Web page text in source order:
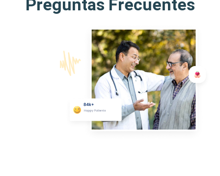
Preguntas Frecuentes